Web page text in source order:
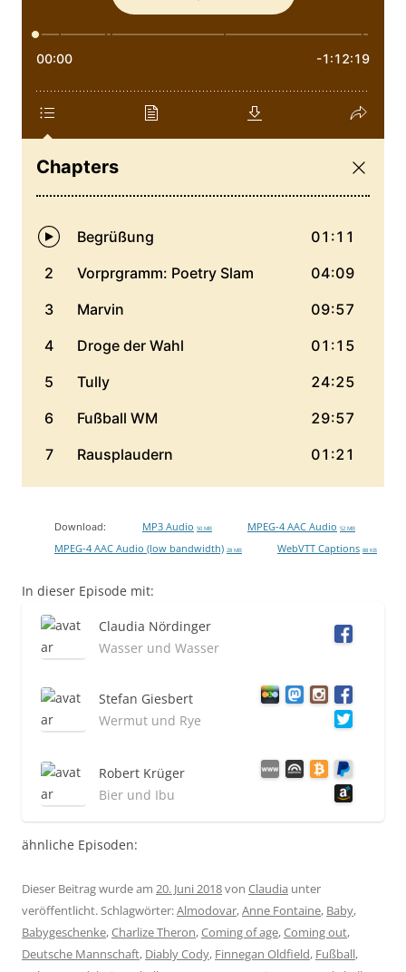
Download: MP3 Audio 50 MB MPEG-4 AAC Audio 52 MB
MPEG-4 AAC Audio (low bandwidth) 28 MB WebVTT Captions 88 KB
In dieser Episode mit:
Claudia Nördinger
Wasser und Wasser
Stefan Giesbert
Wermut und Rye
Robert Krüger
Bier und Ibu
ähnliche Episoden:
Dieser Beitrag wurde am 20. Juni 2018von Claudia unter
veröffentlicht. Schlagwörter:Almodovar,Anne Fontaine, Baby,
Babygeschenke,Charlize Theron,Coming of age,Coming out,
Deutsche Mannschaft, Diably Cody, Finnegan Oldfield, Fußball,